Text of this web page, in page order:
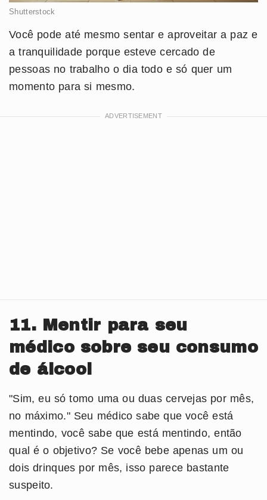
Shutterstock
Você pode até mesmo sentar e aproveitar a paz e
a tranquilidade porque esteve cercado de
pessoas no trabalho o dia todo e só quer um
momento para si mesmo.
11. Mentir para seu
médico sobre seu consumo
de álcool
"Sim, eu só tomo uma ou duas cervejas por mês,
no máximo." Seu médico sabe que você está
mentindo, você sabe que está mentindo, então
qual é o objetivo? Se você bebe apenas um ou
dois drinques por mês, isso parece bastante
suspeito.